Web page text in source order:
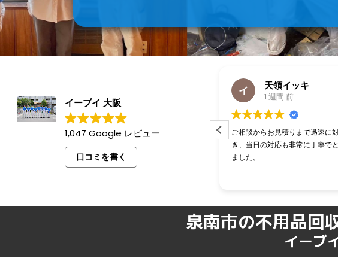
イーブイ 大阪
1,047 Google レビュー
口コミを書く
1 週間 前
ご相談からお見積りまで迅速に対応いただ
き、当日の対応も非常に丁寧でとても助かり
1 週間 前
迅速で臨機応変な対応、接客も丁
良心的で大変助かりました！
泉南市の不用品回
イーブ